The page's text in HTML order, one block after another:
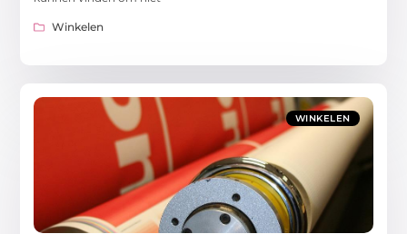
Winkelen
WINKELEN